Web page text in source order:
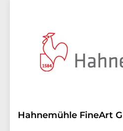
Hahnemühle FineArt